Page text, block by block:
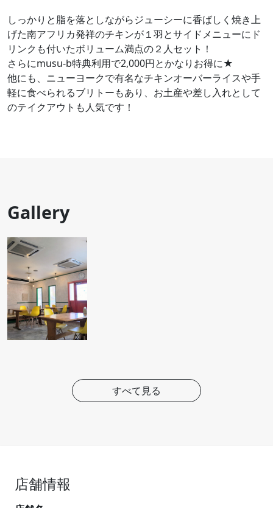
しっかりと脂を落としながらジューシーに香ばしく焼き上
げた南アフリカ発祥のチキンが１羽とサイドメニューにド
リンクも付いたボリューム満点の２人セット！
さらにmusu-b特典利用で2,000円とかなりお得に★
他にも、ニューヨークで有名なチキンオーバーライスや手
軽に食べられるブリトーもあり、お土産や差し入れとして
のテイクアウトも人気です！
Gallery
すべて見る
店舗情報